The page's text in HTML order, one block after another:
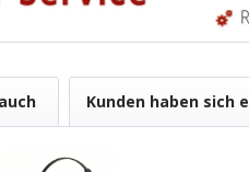
Kunden haben sich